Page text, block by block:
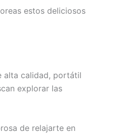
estos deliciosos
alta calidad, portátil
explorar las
de relajarte en